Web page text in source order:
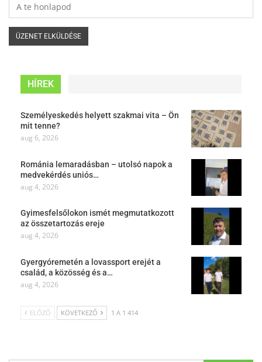
HÍREK
Személyeskedés helyett szakmai vita – Ön
mit tenne?
aug 6, 2026
Románia lemaradásban – utolsó napok a
medvekérdés uniós…
aug 4, 2026
Gyimesfelsőlokon ismét megmutatkozott
az összetartozás ereje
aug 4, 2026
Gyergyóremetén a lovassport erejét a
család, a közösség és a…
aug 4, 2026
ELŐZŐ KÖVETKEZŐ 1 A 1 414